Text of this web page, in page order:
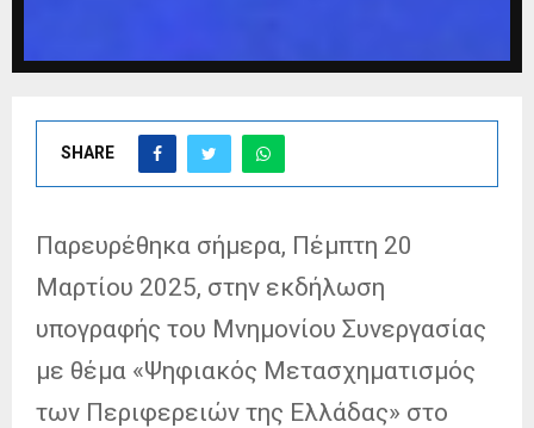
SHARE
Παρευρέθηκα σήμερα, Πέμπτη 20
Μαρτίου 2025, στην εκδήλωση
υπογραφής του Μνημονίου Συνεργασίας
με θέμα «Ψηφιακός Μετασχηματισμός
των Περιφερειών της Ελλάδας» στο